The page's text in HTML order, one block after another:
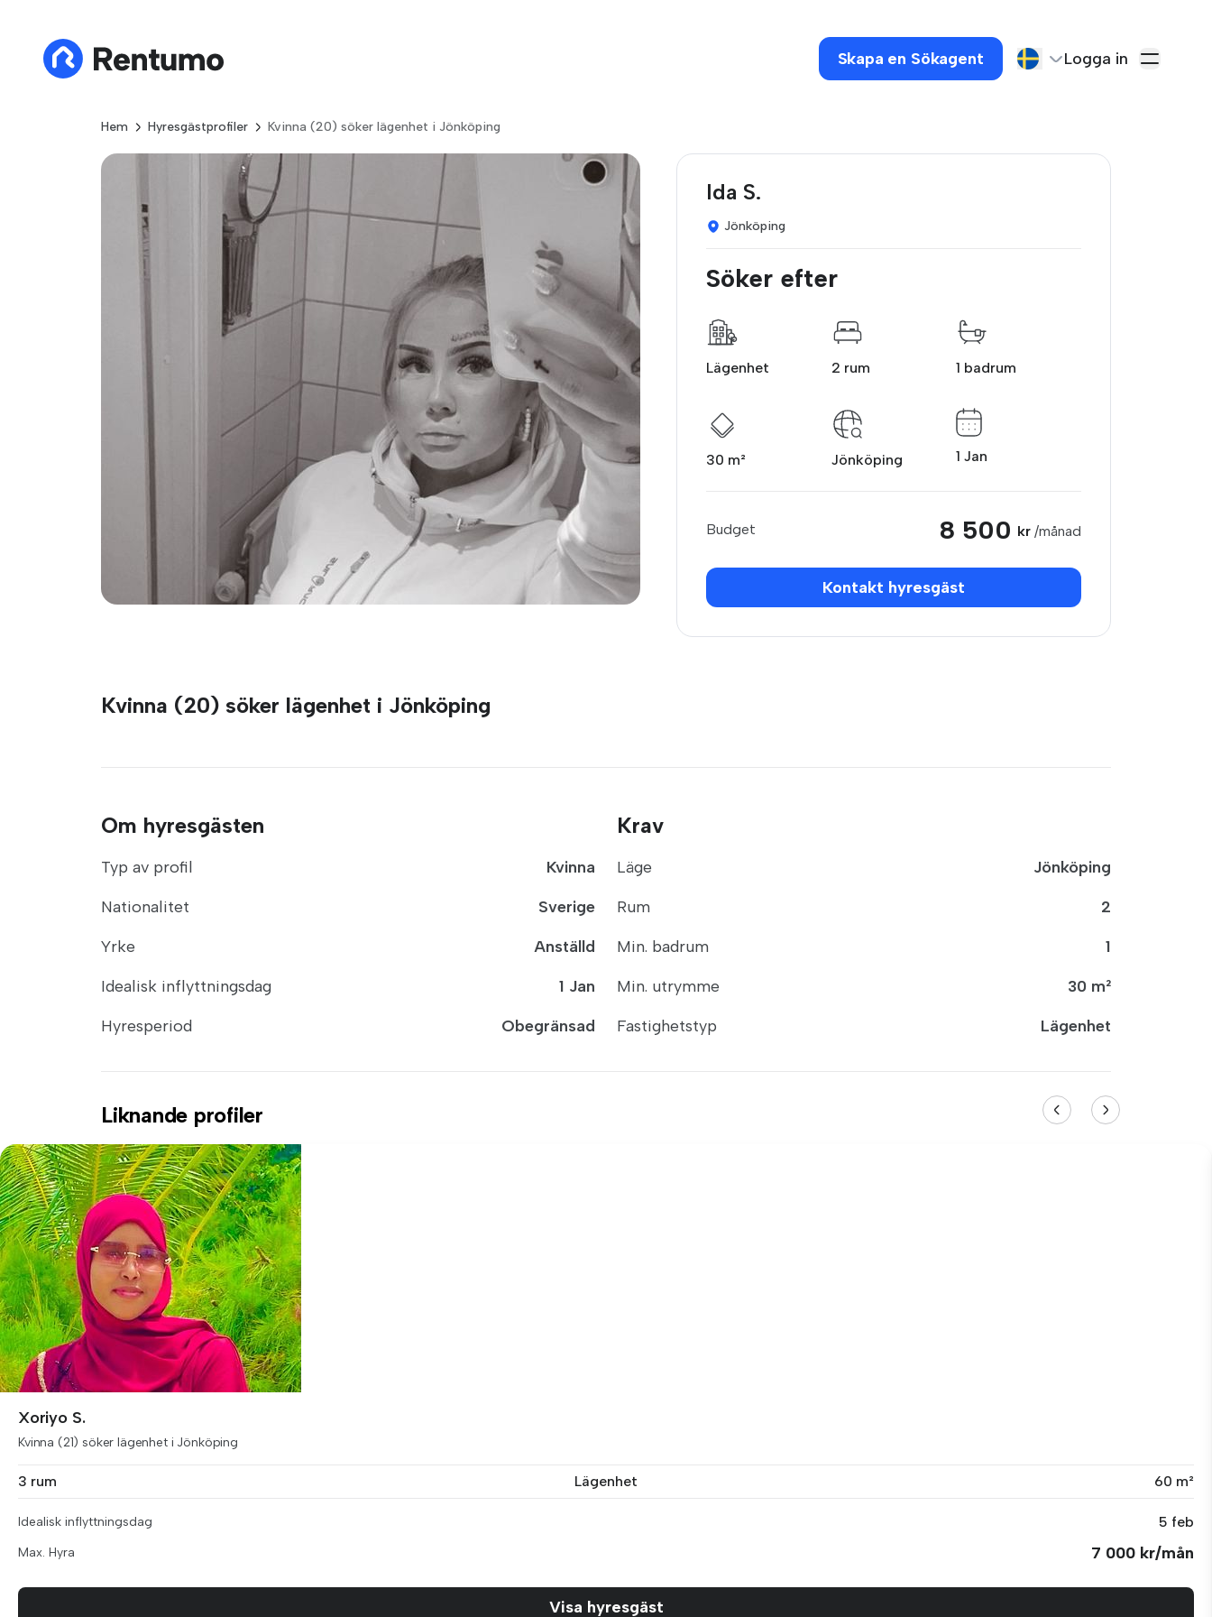
Skapa en Sökagent Logga in
Hem Hyresgästprofiler Kvinna (20) söker lägenhet i Jönköping
Ida S.
Jönköping
Söker efter
Lägenhet 2 rum 1 badrum
30 m² Jönköping 1 Jan
Budget 8 500 kr /månad
Kontakt hyresgäst
Kvinna (20) söker lägenhet i Jönköping
Om hyresgästen
Typ av profil
Kvinna
Nationalitet
Sverige
Yrke
Anställd
Idealisk inflyttningsdag
1 Jan
Hyresperiod
Obegränsad
Krav
Läge
Jönköping
Rum
2
Min. badrum
1
Min. utrymme
30 m²
Fastighetstyp
Lägenhet
Liknande profiler
Xoriyo S.
Kvinna (21) söker lägenhet i Jönköping
3 rum Lägenhet 60 m²
Idealisk inflyttningsdag 5 feb
Max. Hyra 7 000 kr/mån
Visa hyresgäst